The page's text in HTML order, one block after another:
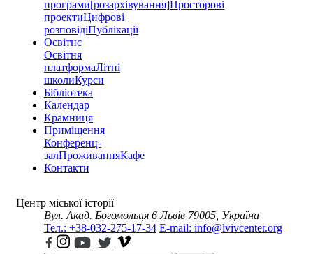
програми[розархівування]Просторові
проектиЦифрові
розповідіПублікації
Освітнє
Освітня
платформаЛітні
школиКурси
Бібліотека
Календар
Крамниця
Приміщення
Конференц-
залПроживанняКафе
Контакти
Центр міської історії
Вул. Акад. Богомольця 6 Львів 79005, Україна
Тел.: +38-032-275-17-34 E-mail: info@lvivcenter.org